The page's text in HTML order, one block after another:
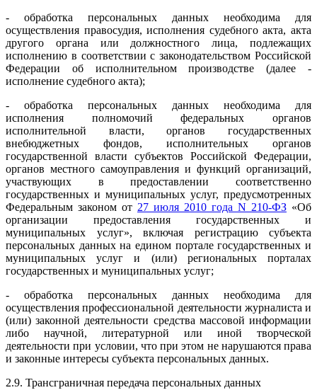
- обработка персональных данных необходима для
осуществления правосудия, исполнения судебного акта, акта
другого органа или должностного лица, подлежащих
исполнению в соответствии с законодательством Российской
Федерации об исполнительном производстве (далее -
исполнение судебного акта);
- обработка персональных данных необходима для
исполнения полномочий федеральных органов
исполнительной власти, органов государственных
внебюджетных фондов, исполнительных органов
государственной власти субъектов Российской Федерации,
органов местного самоуправления и функций организаций,
участвующих в предоставлении соответственно
государственных и муниципальных услуг, предусмотренных
Федеральным законом от 27 июля 2010 года N 210-ФЗ «Об
организации предоставления государственных и
муниципальных услуг», включая регистрацию субъекта
персональных данных на едином портале государственных и
муниципальных услуг и (или) региональных порталах
государственных и муниципальных услуг;
- обработка персональных данных необходима для
осуществления профессиональной деятельности журналиста и
(или) законной деятельности средства массовой информации
либо научной, литературной или иной творческой
деятельности при условии, что при этом не нарушаются права
и законные интересы субъекта персональных данных.
2.9. Трансграничная передача персональных данных